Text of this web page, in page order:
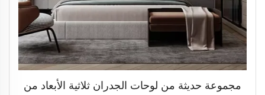
مجموعة حديثة من لوحات الجدران ثلاثية الأبعاد من